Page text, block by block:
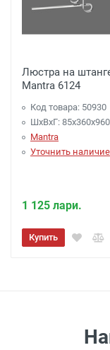
Люстра на
Mantra 6124
Код товара: 50930
ШхВхГ:
Mantra
Уточнить наличие
1 125 лари.
Купить